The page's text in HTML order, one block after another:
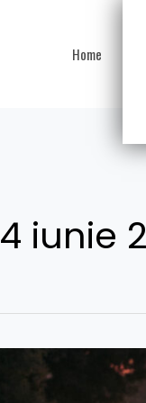
Home
iunie